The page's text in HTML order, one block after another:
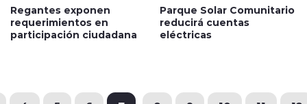
Regantes exponen
requerimientos en
participación ciudadana
Parque Solar Comunitario
reducirá cuentas
eléctricas